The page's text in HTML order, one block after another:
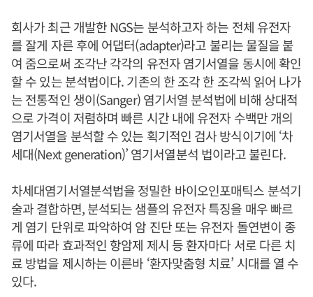
회사가 최근 개발한 NGS는 분석하고자 하는 전체 유전자
를 잘게 자른 후에 어댑터(adapter)라고 불리는 물질을 붙
여 줌으로써 조각난 각각의 유전자 염기서열을 동시에 확인
할 수 있는 분석법이다. 기존의 한 조각 한 조각씩 읽어 나가
는 전통적인 생이(Sanger) 염기서열 분석법에 비해 상대적
으로 가격이 저렴하며 빠른 시간 내에 유전자 수백만 개의
염기서열을 분석할 수 있는 획기적인 검사 방식이기에 ‘차
세대(Next generation)’ 염기서열분석 법이라고 불린다.
차세대염기서열분석법을 정밀한 바이오인포매틱스 분석기
술과 결합하면, 분석되는 샘플의 유전자 특징을 매우 빠르
게 염기 단위로 파악하여 암 진단 또는 유전자 돌연변이 종
류에 따라 효과적인 항암제 제시 등 환자마다 서로 다른 치
료 방법을 제시하는 이른바 ‘환자맞춤형 치료’ 시대를 열 수
있다.